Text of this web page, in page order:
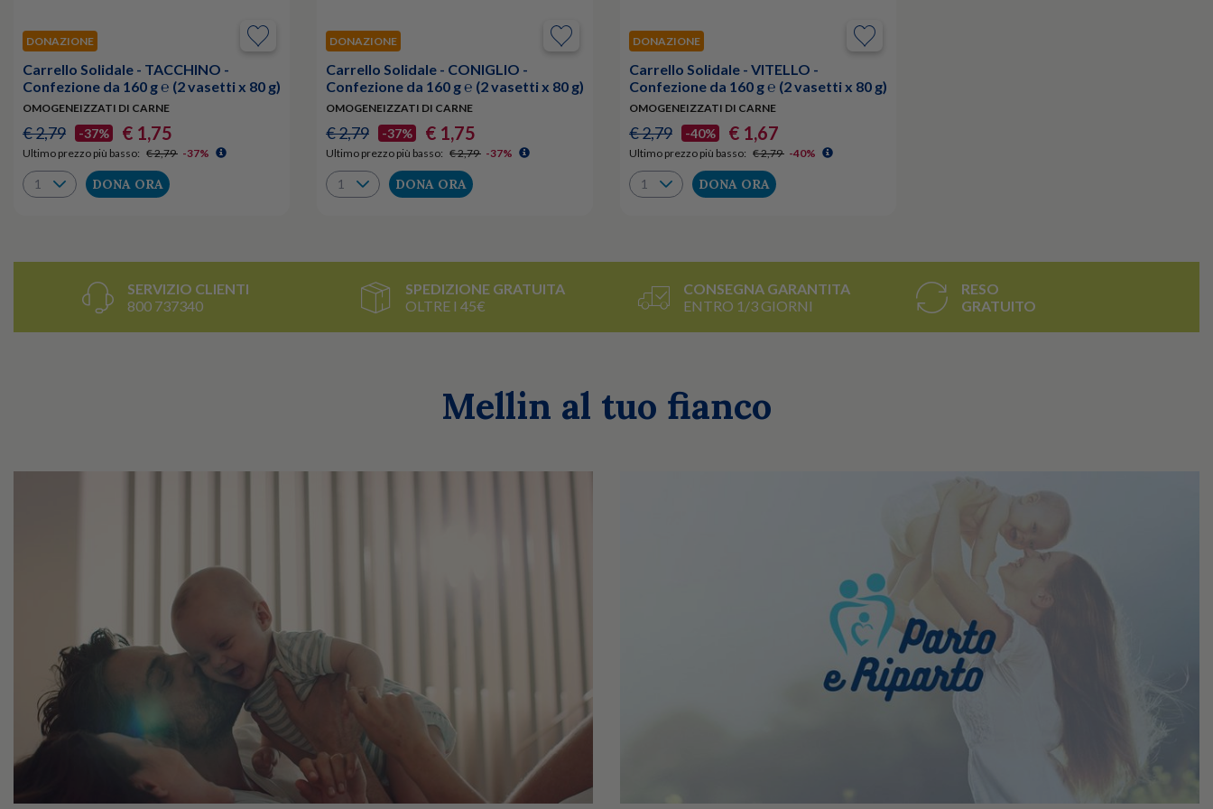
DONAZIONE
Carrello Solidale - TACCHINO -
Confezione da 160 g ℮ (2 vasetti x 80 g)
OMOGENEIZZATI DI CARNE
€ 2,79 -37% € 1,75
Ultimo prezzo più basso: € 2,79 -37%
DONA ORA
DONAZIONE
Carrello Solidale - CONIGLIO -
Confezione da 160 g ℮ (2 vasetti x 80 g)
OMOGENEIZZATI DI CARNE
€ 2,79 -37% € 1,75
Ultimo prezzo più basso: € 2,79 -37%
DONA ORA
DONAZIONE
Carrello Solidale - VITELLO -
Confezione da 160 g ℮ (2 vasetti x 80 g)
OMOGENEIZZATI DI CARNE
€ 2,79 -40% € 1,67
Ultimo prezzo più basso: € 2,79 -40%
DONA ORA
SERVIZIO CLIENTI
800 737340
SPEDIZIONE GRATUITA
OLTRE I 45€
CONSEGNA GARANTITA
ENTRO 1/3 GIORNI
RESO
GRATUITO
Mellin al tuo fianco